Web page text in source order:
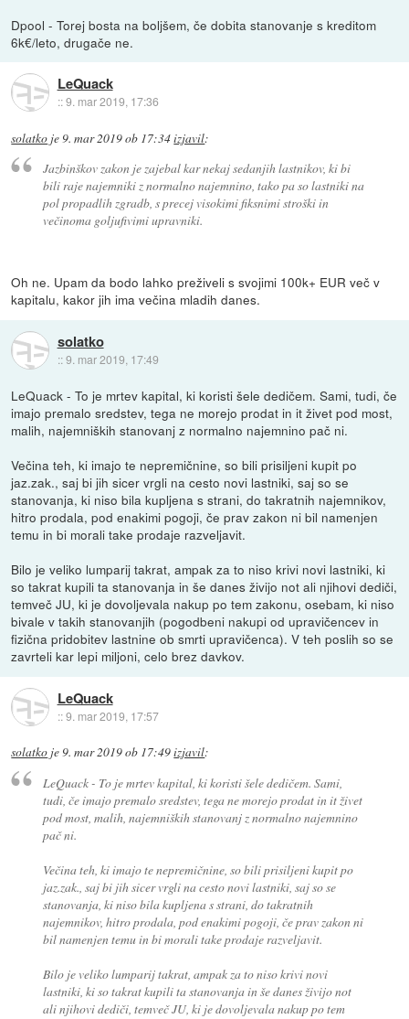
Dpool - Torej bosta na boljšem, če dobita stanovanje s kreditom
6k€/leto, drugače ne.
LeQuack
::9. mar 2019, 17:36
solatko je9. mar 2019 ob 17:34izjavil:
Jazbinškov zakon je zajebal kar nekaj sedanjih lastnikov, ki bi
bili raje najemniki z normalno najemnino, tako pa so lastniki na
pol propadlih zgradb, s precej visokimi fiksnimi stroški in
večinoma goljufivimi upravniki.
Oh ne. Upam da bodo lahko preživeli s svojimi 100k+ EUR več v
kapitalu, kakor jih ima večina mladih danes.
solatko
::9. mar 2019, 17:49
LeQuack - To je mrtev kapital, ki koristi šele dedičem. Sami, tudi, če
imajo premalo sredstev, tega ne morejo prodat in it živet pod most,
malih, najemniških stanovanj z normalno najemnino pač ni.
Večina teh, ki imajo te nepremičnine, so bili prisiljeni kupit po
jaz.zak., saj bi jih sicer vrgli na cesto novi lastniki, saj so se
stanovanja, ki niso bila kupljena s strani, do takratnih najemnikov,
hitro prodala, pod enakimi pogoji, če prav zakon ni bil namenjen
temu in bi morali take prodaje razveljavit.
Bilo je veliko lumparij takrat, ampak za to niso krivi novi lastniki, ki
so takrat kupili ta stanovanja in še danes živijo not ali njihovi dediči,
temveč JU, ki je dovoljevala nakup po tem zakonu, osebam, ki niso
bivale v takih stanovanjih (pogodbeni nakupi od upravičencev in
fizična pridobitev lastnine ob smrti upravičenca). V teh poslih so se
zavrteli kar lepi miljoni, celo brez davkov.
LeQuack
::9. mar 2019, 17:57
solatko je9. mar 2019 ob 17:49izjavil:
LeQuack - To je mrtev kapital, ki koristi šele dedičem. Sami,
tudi, če imajo premalo sredstev, tega ne morejo prodat in it živet
pod most, malih, najemniških stanovanj z normalno najemnino
pač ni.
Večina teh, ki imajo te nepremičnine, so bili prisiljeni kupit po
jaz.zak., saj bi jih sicer vrgli na cesto novi lastniki, saj so se
stanovanja, ki niso bila kupljena s strani, do takratnih
najemnikov, hitro prodala, pod enakimi pogoji, če prav zakon ni
bil namenjen temu in bi morali take prodaje razveljavit.
Bilo je veliko lumparij takrat, ampak za to niso krivi novi
lastniki, ki so takrat kupili ta stanovanja in še danes živijo not
ali njihovi dediči, temveč JU, ki je dovoljevala nakup po tem